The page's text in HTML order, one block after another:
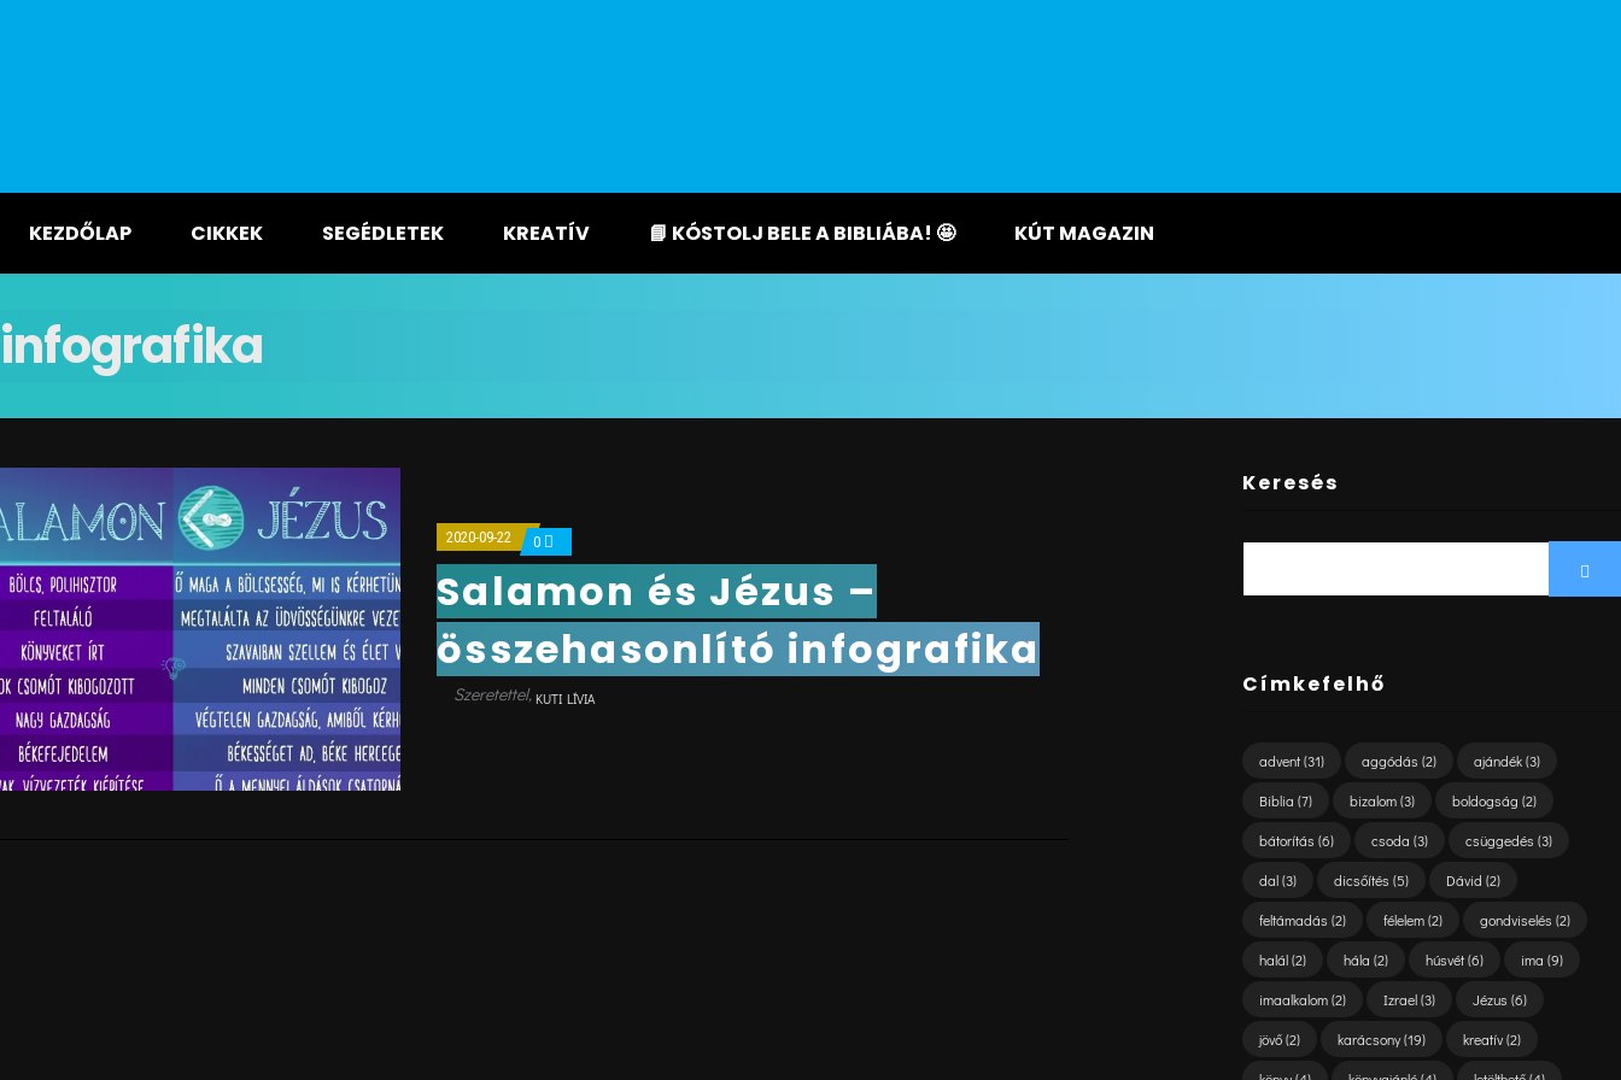
KEZDŐLAP CIKKEK SEGÉDLETEK KREATÍV 📘 KÓSTOLJ BELE A BIBLIÁBA! 🤩 KÚT MAGAZIN
infografika
2020-09-22 0
Salamon és Jézus –
összehasonlító infografika
KUTI LÍVIA
Keresés
Címkefelhő
advent(31) aggódás (2) ajándék(3)
Biblia (7) bizalom(3) boldogság (2)
bátorítás (6) csoda (3) csüggedés (3)
dal(3) dicsőítés (5) Dávid (2)
feltámadás (2) félelem(2) gondviselés (2)
halál(2) hála (2) húsvét(6) ima (9)
imaalkalom(2) Izrael(3) Jézus (6)
jövő(2) karácsony(19) kreatív(2)